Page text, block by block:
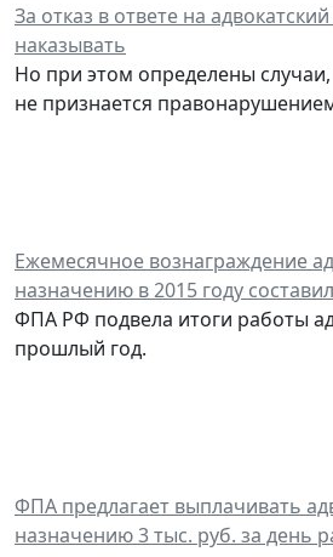
За отказ в ответе на
наказывать
Но при этом определены случаи,
не признается
Ежемесячное вознаграждение
назначению в 2015 году
ФПА РФ подвела итоги работы
прошлый год.
ФПА предлагает выплачивать
назначению 3 тыс. руб. за день